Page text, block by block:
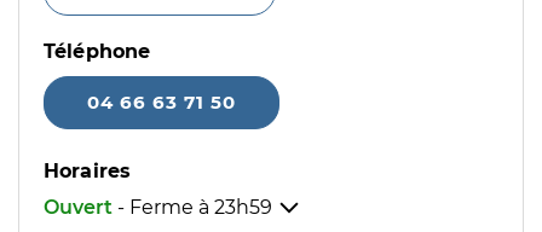
Téléphone
04 66 63 71 50
Horaires
Ouvert - Ferme à 23h59